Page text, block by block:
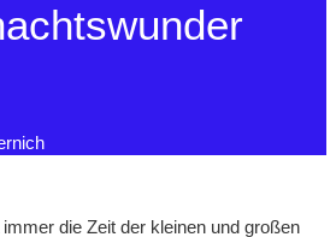
die Zeit der kleinen und großen